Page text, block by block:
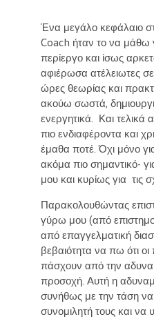
Ένα μεγάλο κεφάλαιο
Coach ήταν το να μάθω
περίεργο και ίσως
αφιέρωσα ατέλειωτες
ώρες θεωρίας και
ακούω σωστά,
ενεργητικά. Και τελικά
πιο ενδιαφέροντα και
έμαθα ποτέ. Όχι μόνο
ακόμα πιο σημαντικό-
μου και κυρίως για τις
Παρακολουθώντας
γύρω μου (από
από επαγγελματική
βεβαιότητα να πω ότι
πάσχουν από την
προσοχή. Αυτή η
συνήθως με την τάση να
συνομιλητή τους και